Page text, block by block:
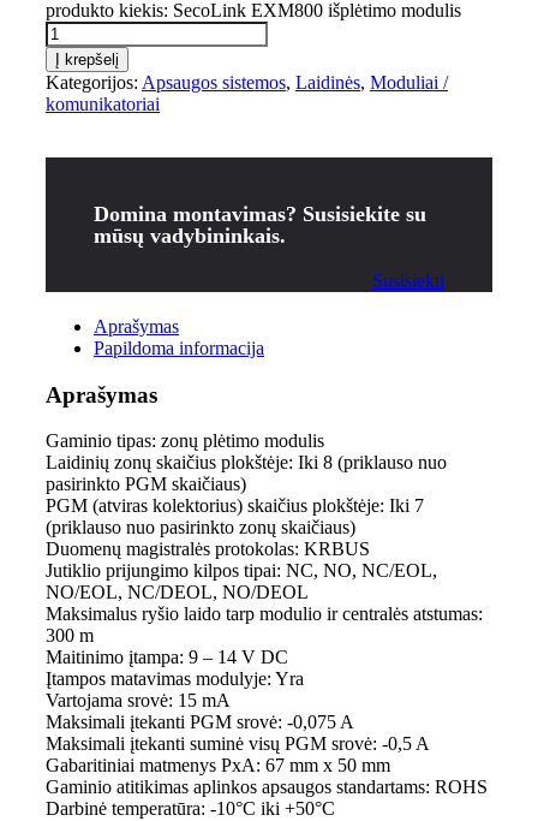
produkto kiekis: SecoLink EXM800 išplėtimo modulis
Į krepšelį
Kategorijos: Apsaugos sistemos, Laidinės, Moduliai /
komunikatoriai
Domina montavimas? Susisiekite su
mūsų vadybininkais.
Susisiekti
Aprašymas
Papildoma informacija
Aprašymas
Gaminio tipas: zonų plėtimo modulis
Laidinių zonų skaičius plokštėje: Iki 8 (priklauso nuo
pasirinkto PGM skaičiaus)
PGM (atviras kolektorius) skaičius plokštėje: Iki 7
(priklauso nuo pasirinkto zonų skaičiaus)
Duomenų magistralės protokolas: KRBUS
Jutiklio prijungimo kilpos tipai: NC, NO, NC/EOL,
NO/EOL, NC/DEOL, NO/DEOL
Maksimalus ryšio laido tarp modulio ir centralės atstumas:
300 m
Maitinimo įtampa: 9 – 14 V DC
Įtampos matavimas modulyje: Yra
Vartojama srovė: 15 mA
Maksimali įtekanti PGM srovė: -0,075 A
Maksimali įtekanti suminė visų PGM srovė: -0,5 A
Gabaritiniai matmenys PxA: 67 mm x 50 mm
Gaminio atitikimas aplinkos apsaugos standartams: ROHS
Darbinė temperatūra: -10°C iki +50°C